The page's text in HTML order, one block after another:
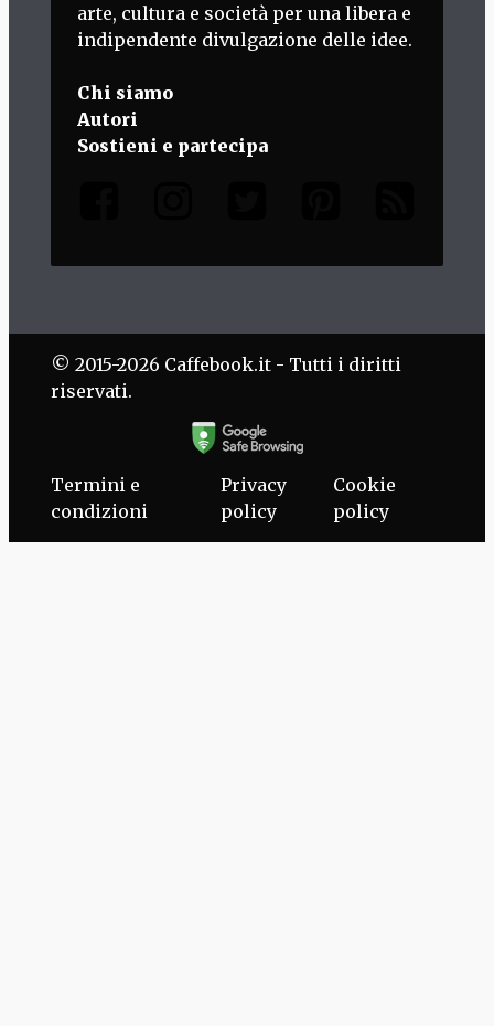
arte, cultura e società per una libera e
indipendente divulgazione delle idee.
Chi siamo
Autori
Sostieni e partecipa
© 2015-2026 Caffebook.it - Tutti i diritti
riservati.
Termini e
condizioni
Privacy
policy
Cookie
policy